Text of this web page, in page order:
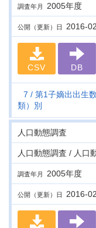
調査年月 2005年度
公開（更新）日 2016-
CSV DB
7
第1子嫡出出生
類）別
人口動態調査
人口動態調査 / 人口
調査年月 2005年度
公開（更新）日 2016-